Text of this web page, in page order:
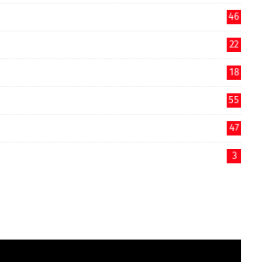
46
22
18
55
47
3